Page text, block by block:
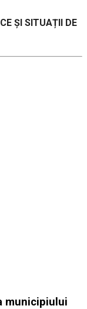
ȘI SITUAȚII DE
municipiului